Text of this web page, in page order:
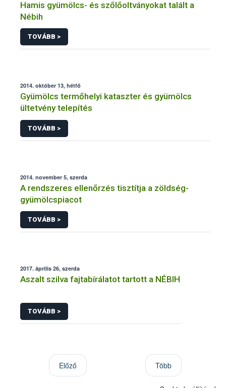
Hamis gyümölcs- és szőlőoltványokat talált a
Nébih
TOVÁBB >
2014. október 13, hétfő
Gyümölcs termőhelyi kataszter és gyümölcs
ültetvény telepítés
TOVÁBB >
2014. november 5, szerda
A rendszeres ellenőrzés tisztítja a zöldség-
gyümölcspiacot
TOVÁBB >
2017. április 26, szerda
Aszalt szilva fajtabírálatot tartott a NÉBIH
TOVÁBB >
Előző Több